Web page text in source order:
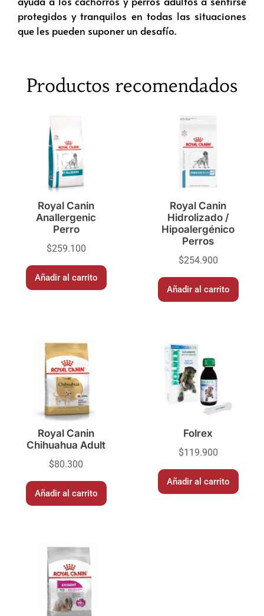
protegidos y tranquilos en todas las situaciones
que les pueden suponer un desafío.
Productos recomendados
Royal Canin
Anallergenic
Perro
$259.100
Añadir al carrito
Royal Canin
Hidrolizado /
Hipoalergénico
Perros
$254.900
Añadir al carrito
Royal Canin
Chihuahua Adult
$80.300
Añadir al carrito
Folrex
$119.900
Añadir al carrito